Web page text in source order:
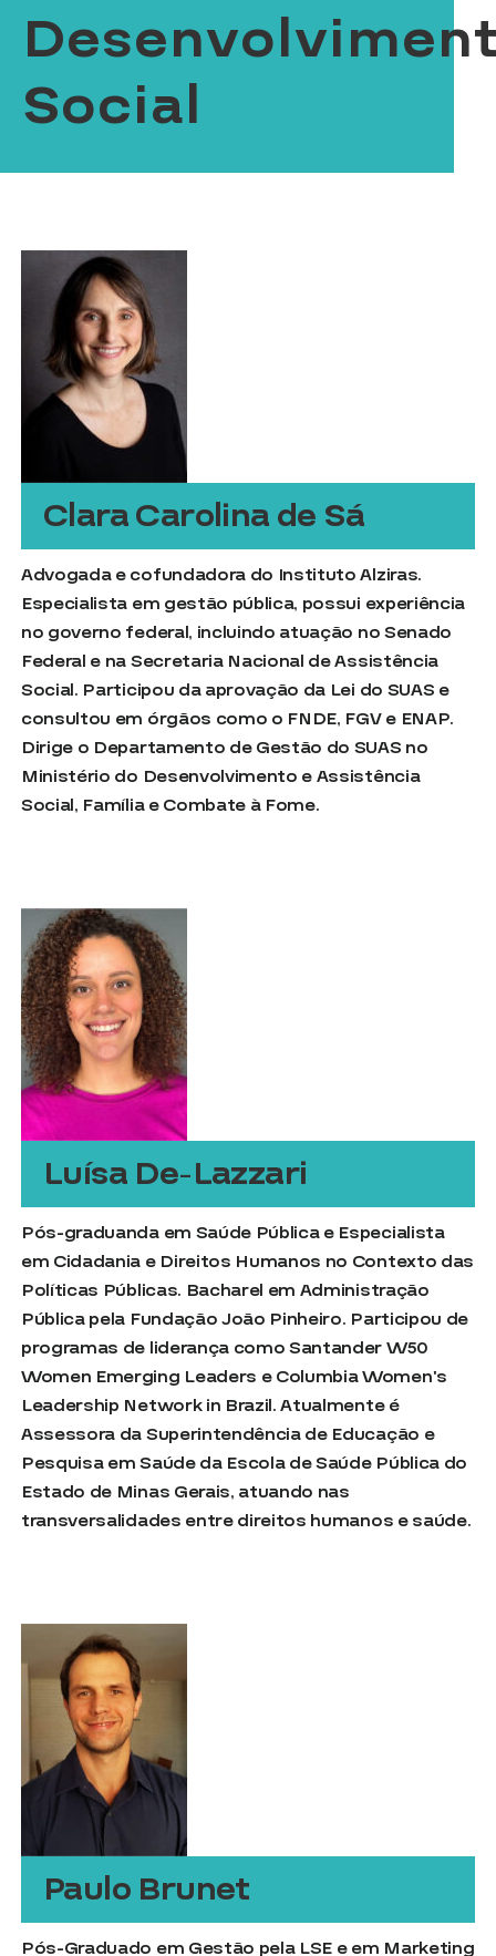
Social
Clara Carolina de Sá
Advogada e cofundadora do Instituto Alziras.
Especialista em gestão pública, possui experiência
no governo federal, incluindo atuação no Senado
Federal e na Secretaria Nacional de Assistência
Social. Participou da aprovação da Lei do SUAS e
consultou em órgãos como o FNDE, FGV e ENAP.
Dirige o Departamento de Gestão do SUAS no
Ministério do Desenvolvimento e Assistência
Social, Família e Combate à Fome.
Luísa De-Lazzari
Pós-graduanda em Saúde Pública e Especialista
em Cidadania e Direitos Humanos no Contexto das
Políticas Públicas. Bacharel em Administração
Pública pela Fundação João Pinheiro. Participou de
programas de liderança como Santander W50
Women Emerging Leaders e Columbia Women’s
Leadership Network in Brazil. Atualmente é
Assessora da Superintendência de Educação e
Pesquisa em Saúde da Escola de Saúde Pública do
Estado de Minas Gerais, atuando nas
transversalidades entre direitos humanos e saúde.
Paulo Brunet
Pós-Graduado em Gestão pela LSE e em Marketing